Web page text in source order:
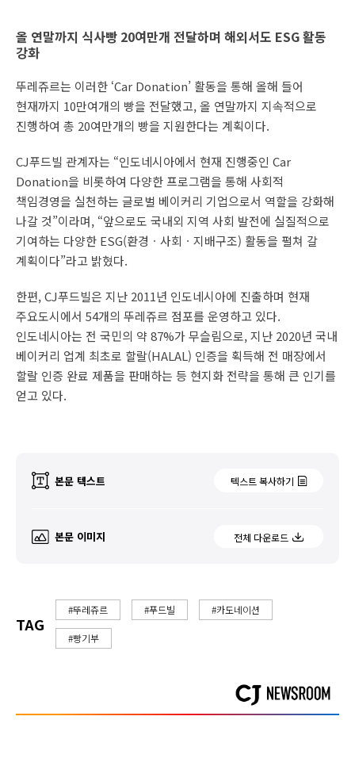
올 연말까지 식사빵 20여만개 전달하며 해외서도 ESG 활동
강화
뚜레쥬르는 이러한 ‘Car Donation’ 활동을 통해 올해 들어
현재까지 10만여개의 빵을 전달했고, 올 연말까지 지속적으로
진행하여 총 20여만개의 빵을 지원한다는 계획이다.
CJ푸드빌 관계자는 “인도네시아에서 현재 진행중인 Car
Donation을 비롯하여 다양한 프로그램을 통해 사회적
책임경영을 실천하는 글로벌 베이커리 기업으로서 역할을 강화해
나갈 것”이라며, “앞으로도 국내외 지역 사회 발전에 실질적으로
기여하는 다양한 ESG(환경ㆍ사회ㆍ지배구조) 활동을 펼쳐 갈
계획이다”라고 밝혔다.
한편, CJ푸드빌은 지난 2011년 인도네시아에 진출하며 현재
주요도시에서 54개의 뚜레쥬르 점포를 운영하고 있다.
인도네시아는 전 국민의 약 87%가 무슬림으로, 지난 2020년 국내
베이커리 업계 최초로 할랄(HALAL) 인증을 획득해 전 매장에서
할랄 인증 완료 제품을 판매하는 등 현지화 전략을 통해 큰 인기를
얻고 있다.
본문 텍스트 텍스트 복사하기
본문 이미지 전체 다운로드
TAG
#뚜레쥬르 #푸드빌 #카도네이션
#빵기부